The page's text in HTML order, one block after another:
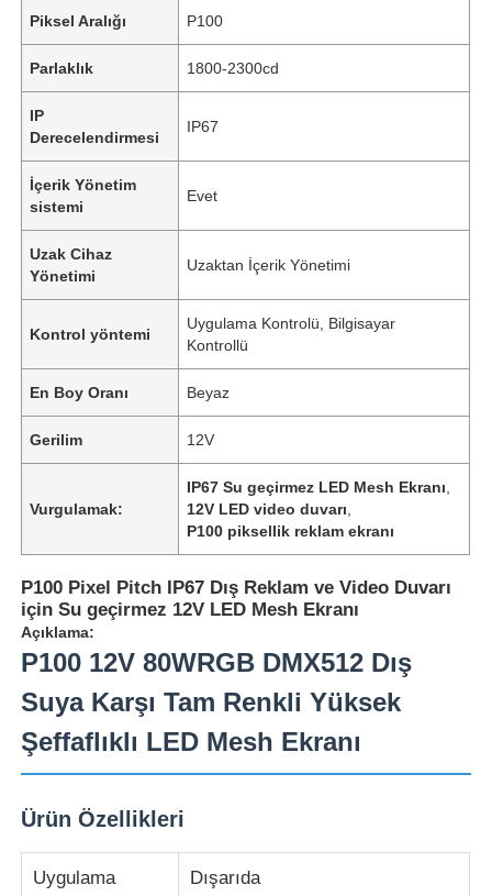
Piksel Aralığı P100
Parlaklık 1800-2300cd
IP
Derecelendirmesi
IP67
İçerik Yönetim
sistemi
Evet
Uzak Cihaz
Yönetimi
Uzaktan İçerik Yönetimi
Kontrol yöntemi
Uygulama Kontrolü, Bilgisayar
Kontrollü
En Boy Oranı Beyaz
Gerilim 12V
Vurgulamak:
IP67 Su geçirmez LED Mesh Ekranı
12V LED video duvarı
P100 piksellik reklam ekranı
P100 Pixel Pitch IP67 Dış Reklam ve Video Duvarı
için Su geçirmez 12V LED Mesh Ekranı
Açıklama:
P100 12V 80WRGB DMX512 Dış
Suya Karşı Tam Renkli Yüksek
Şeffaflıklı LED Mesh Ekranı
Ürün Özellikleri
Uygulama Dışarıda